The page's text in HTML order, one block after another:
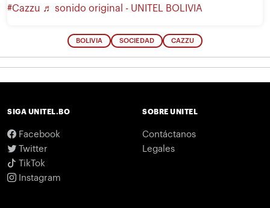
#Cazzu ♬ sonido original - UNITEL BOLIVIA
BOLIVIA SOCIEDAD CAZZU
SIGA UNITEL.BO
Facebook
Twitter
TikTok
Instagram
SOBRE UNITEL
Contáctanos
Legales